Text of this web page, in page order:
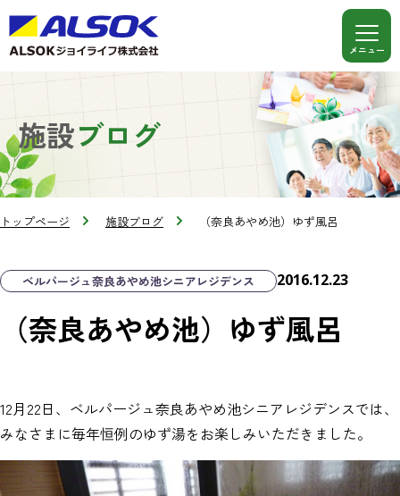
施設ブログ
トップページ 施設ブログ （奈良あやめ池）ゆず風呂
ベルパージュ奈良あやめ池シニアレジデンス 2016.12.23
（奈良あやめ池）ゆず風呂
12月22日、ベルパージュ奈良あやめ池シニアレジデンスでは、
みなさまに毎年恒例のゆず湯をお楽しみいただきました。